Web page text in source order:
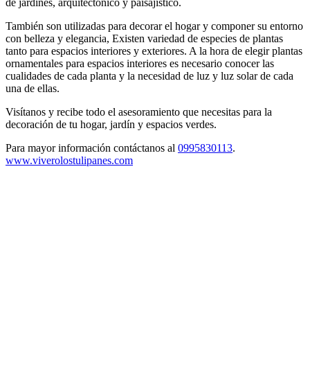
También son utilizadas para decorar el hogar y componer su entorno
con belleza y elegancia, Existen variedad de especies de plantas
tanto para espacios interiores y exteriores. A la hora de elegir plantas
ornamentales para espacios interiores es necesario conocer las
cualidades de cada planta y la necesidad de luz y luz solar de cada
una de ellas.
Visítanos y recibe todo el asesoramiento que necesitas para la
decoración de tu hogar, jardín y espacios verdes.
Para mayor información contáctanos al 0995830113.
www.viverolostulipanes.com